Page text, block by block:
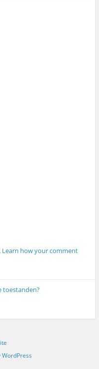
Learn how your comment
toestanden?